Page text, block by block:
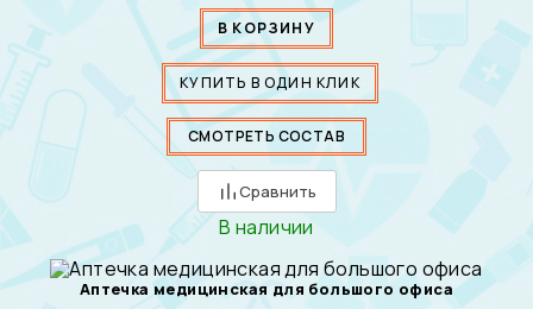
В КОРЗИНУ
КУПИТЬ В ОДИН КЛИК
СМОТРЕТЬ СОСТАВ
Сравнить
В наличии
Аптечка медицинская для большого офиса